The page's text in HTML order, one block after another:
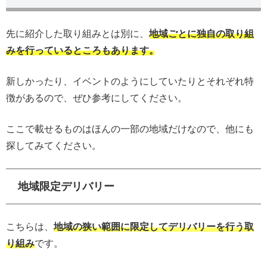
先に紹介した取り組みとは別に、 地域ごとに独自の取り組
みを行っているところもあります。
新しかったり、イベントのようにしていたりとそれぞれ特
徴があるので、ぜひ参考にしてください。
ここで載せるものはほんの一部の地域だけなので、他にも
探してみてください。
地域限定デリバリー
こちらは、 地域の狭い範囲に限定してデリバリーを行う取
り組みです。